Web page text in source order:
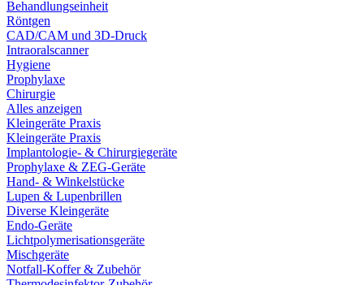
Behandlungseinheit
Röntgen
CAD/CAM und 3D-Druck
Intraoralscanner
Hygiene
Prophylaxe
Chirurgie
Alles anzeigen
Kleingeräte Praxis
Kleingeräte Praxis
Implantologie- & Chirurgiegeräte
Prophylaxe & ZEG-Geräte
Hand- & Winkelstücke
Lupen & Lupenbrillen
Diverse Kleingeräte
Endo-Geräte
Lichtpolymerisationsgeräte
Mischgeräte
Notfall-Koffer & Zubehör